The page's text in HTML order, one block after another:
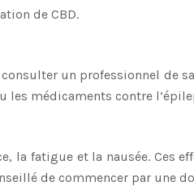
de CBD.
un professionnel de
les médicaments contre
la fatigue et la nausée.
de commencer par une